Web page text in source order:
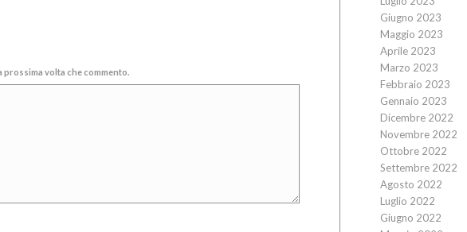
prossima volta che commento.
Giugno 2023
Maggio 2023
Aprile 2023
Marzo 2023
Febbraio 2023
Gennaio 2023
Dicembre 2022
Novembre 2022
Ottobre 2022
Settembre 2022
Agosto 2022
Luglio 2022
Giugno 2022